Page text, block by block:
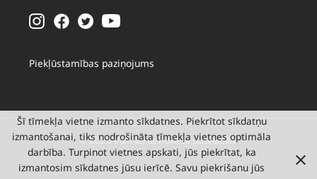
Piekļūstamības paziņojums
© 2026 Valmieras novada pašvaldība
Šī tīmekļa vietne izmanto sīkdatnes. Piekrītot sīkdatņu
izmantošanai, tiks nodrošināta tīmekļa vietnes optimāla
darbība. Turpinot vietnes apskati, jūs piekrītat, ka
izmantosim sīkdatnes jūsu ierīcē. Savu piekrišanu jūs